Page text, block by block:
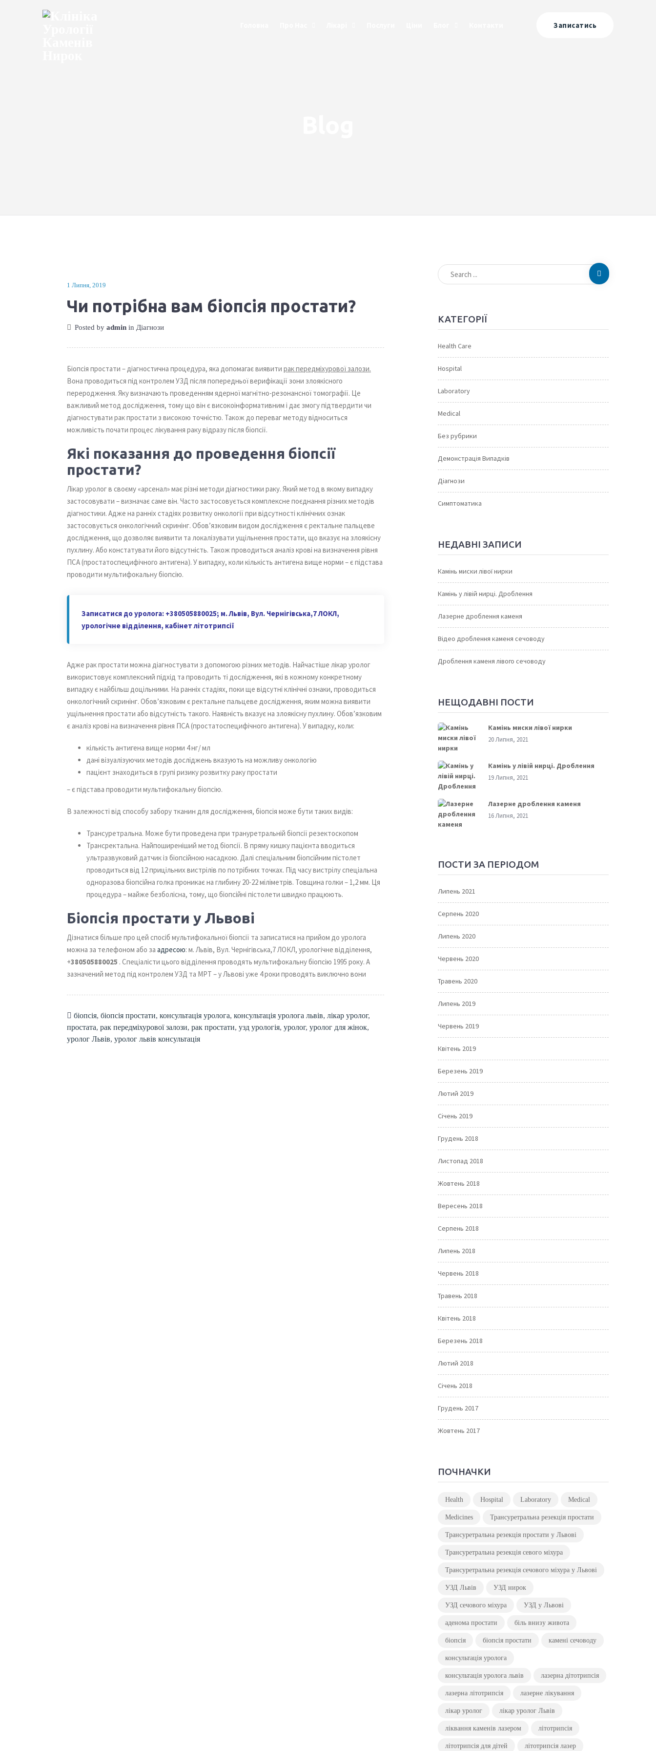
Записатись
1 Липня, 2019
Чи потрібна вам біопсія простати?
Posted by admin in Діагнози
Біопсія простати – діагностична процедура, яка допомагає виявити рак передміхурової залози.
Вона проводиться під контролем УЗД після попередньої верифікації зони злоякісного
переродження. Яку визначають проведенням ядерної магнітно-резонансної томографії. Це
важливий метод дослідження, тому що він є високоінформативним і дає змогу підтвердити чи
діагностувати рак простати з високою точністю. Також до переваг методу відноситься
можливість почати процес лікування раку відразу після біопсії.
Які показання до проведення біопсії
простати?
Лікар уролог в своєму «арсенал» має різні методи діагностики раку. Який метод в якому випадку
застосовувати – визначає саме він. Часто застосовується комплексне поєднання різних методів
діагностики. Адже на ранніх стадіях розвитку онкології при відсутності клінічних ознак
застосовується онкологічний скринінг. Обов’язковим видом дослідження є ректальне пальцеве
дослідження, що дозволяє виявити та локалізувати ущільнення простати, що вказує на злоякісну
пухлину. Або констатувати його відсутність. Також проводиться аналіз крові на визначення рівня
ПСА (простатоспецифічного антигена). У випадку, коли кількість антигена вище норми – є підстава
проводити мультифокальну біопсію.
Записатися до уролога: +380505880025; м. Львів, Вул. Чернігівська,7 ЛОКЛ,
урологічне відділення, кабінет літотрипсії
Адже рак простати можна діагностувати з допомогою різних методів. Найчастіше лікар уролог
використовує комплексний підхід та проводить ті дослідження, які в кожному конкретному
випадку є найбільш доцільними. На ранніх стадіях, поки ще відсутні клінічні ознаки, проводиться
онкологічний скринінг. Обов’язковим є ректальне пальцеве дослідження, яким можна виявити
ущільнення простати або відсутність такого. Наявність вказує на злоякісну пухлину. Обов’язковим
є аналіз крові на визначення рівня ПСА (простатоспецифічного антигена). У випадку, коли:
кількість антигена вище норми 4 нг/ мл
дані візуалізуючих методів досліджень вказують на можливу онкологію
пацієнт знаходиться в групі ризику розвитку раку простати
– є підстава проводити мультифокальну біопсію.
В залежності від способу забору тканин для дослідження, біопсія може бути таких видів:
Трансуретральна. Може бути проведена при трануретральній біопсії резектоскопом
Трансректальна. Найпоширеніший метод біопсії. В пряму кишку пацієнта вводиться
ультразвуковий датчик із біопсійною насадкою. Далі спеціальним біопсійним пістолет
проводиться від 12 прицільних вистрілів по потрібних точках. Під часу вистрілу спеціальна
одноразова біопсійна голка проникає на глибину 20-22 міліметрів. Товщина голки – 1,2 мм. Ця
процедура – майже безболісна, тому, що біопсійні пістолети швидко працюють.
Біопсія простати у Львові
Дізнатися більше про цей спосіб мультифокальної біопсії та записатися на прийом до уролога
можна за телефоном або за адресою: м. Львів, Вул. Чернігівська,7 ЛОКЛ, урологічне відділення,
+380505880025 . Спеціалісти цього відділення проводять мультифокальну біопсію 1995 року. А
зазначений метод під контролем УЗД та МРТ – у Львові уже 4 роки проводять виключно вони
біопсія, біопсія простати, консультація уролога, консультація уролога львів, лікар уролог,
простата, рак передміхурової залози, рак простати, узд урологія, уролог, уролог для жінок,
уролог Львів, уролог львів консультація
КАТЕГОРІЇ
Health Care
Hospital
Laboratory
Medical
Без рубрики
Демонстрація Випадків
Діагнози
Симптоматика
НЕДАВНІ ЗАПИСИ
Камінь миски лівої нирки
Камінь у лівій нирці. Дроблення
Лазерне дроблення каменя
Відео дроблення каменя сечоводу
Дроблення каменя лівого сечоводу
НЕЩОДАВНІ ПОСТИ
Камінь миски лівої нирки
20 Липня, 2021
Камінь у лівій нирці. Дроблення
19 Липня, 2021
Лазерне дроблення каменя
16 Липня, 2021
ПОСТИ ЗА ПЕРІОДОМ
Липень 2021
Серпень 2020
Липень 2020
Червень 2020
Травень 2020
Липень 2019
Червень 2019
Квітень 2019
Березень 2019
Лютий 2019
Січень 2019
Грудень 2018
Листопад 2018
Жовтень 2018
Вересень 2018
Серпень 2018
Липень 2018
Червень 2018
Травень 2018
Квітень 2018
Березень 2018
Лютий 2018
Січень 2018
Грудень 2017
Жовтень 2017
ПОЧНАЧКИ
Health Hospital Laboratory Medical
Medicines Трансуретральна резекція простати
Трансуретральна резекція простати у Львові
Трансуретральна резекція севого міхура
Трансуретральна резекція сечового міхура у Львові
УЗД Львів УЗД нирок
УЗД сечового міхура УЗД у Львові
аденома простати біль внизу живота
біопсія біопсія простати камені сечоводу
консультація уролога
консультація уролога львів лазерна дітотрипсія
лазерна літотрипсія лазерне лікування
лікар уролог лікар уролог Львів
ліквання каменів лазером літотрипсія
літотрипсія для дітей літотрипсія лазер